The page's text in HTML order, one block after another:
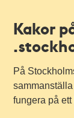
Kakor
På
fungera på ett